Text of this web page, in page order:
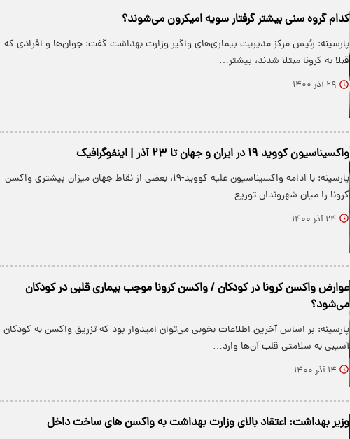
کدام گروه سنی بیشتر گرفتار سویه امیکرون می‌شوند؟
پارسینه: رئیس مرکز مدیریت بیماری‌های واگیر وزارت بهداشت گفت: جوان‌ها و افرادی که
قبلا به کرونا مبتلا شدند، بیشتر…
۲۹ آذر ۱۴۰۰
واکسیناسیون کووید ۱۹ در ایران و جهان تا ۲۳ آذر | اینفوگرافیک
پارسینه: با ادامه واکسیناسیون علیه کووید-۱۹، بعضی از نقاط جهان میزان بیشتری واکسن
کرونا را میان شهروندان توزیع…
۲۴ آذر ۱۴۰۰
عوارض واکسن کرونا در کودکان / واکسن کرونا موجب بیماری قلبی در کودکان
می‌شود؟
پارسینه: بر اساس آخرین اطلاعات بخوبی می‌توان امیدوار بود که تزریق واکسن به کودکان
آسیبی به سلامتی قلب آن‌ها وارد…
۱۴ آذر ۱۴۰۰
وزیر بهداشت: اعتقاد بالای وزارت بهداشت به واکسن های ساخت داخل